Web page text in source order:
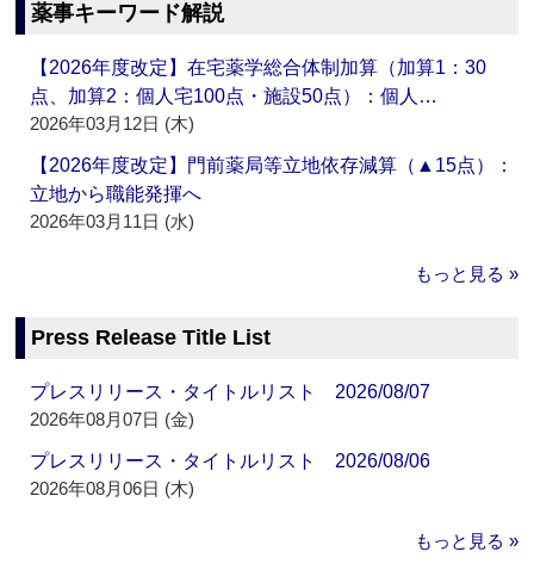
薬事キーワード解説
【2026年度改定】在宅薬学総合体制加算（加算1：30
点、加算2：個人宅100点・施設50点）：個人…
2026年03月12日 (木)
【2026年度改定】門前薬局等立地依存減算（▲15点）：
立地から職能発揮へ
2026年03月11日 (水)
もっと見る »
Press Release Title List
プレスリリース・タイトルリスト 2026/08/07
2026年08月07日 (金)
プレスリリース・タイトルリスト 2026/08/06
2026年08月06日 (木)
もっと見る »